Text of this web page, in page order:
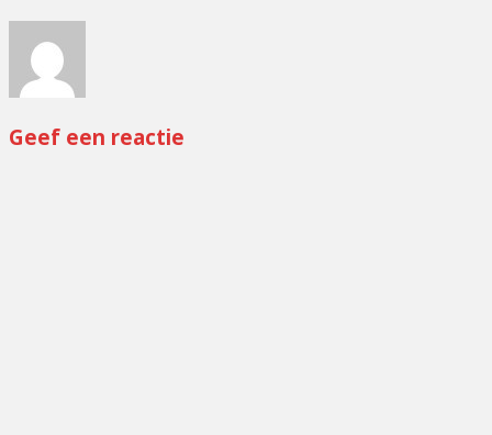
Geef een reactie